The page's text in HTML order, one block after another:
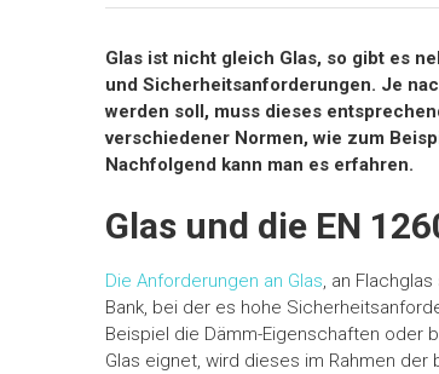
Glas ist nicht gleich Glas, so gibt es
und Sicherheitsanforderungen. Je
werden soll, muss dieses
verschiedener Normen, wie zum
Nachfolgend kann man es erfahren.
Glas und die EN
Die Anforderungen an Glas, an
Bank, bei der es hohe
Beispiel die Dämm-Eigenschaften oder
Glas eignet, wird dieses im Rahmen